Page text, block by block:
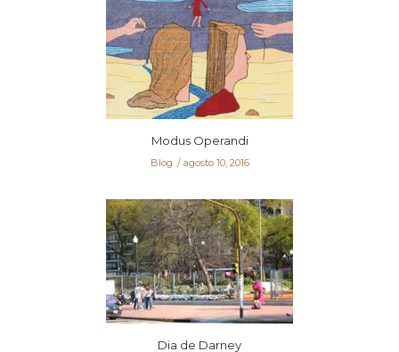
Modus Operandi
Blog agosto 10, 2016
Dia de Darney